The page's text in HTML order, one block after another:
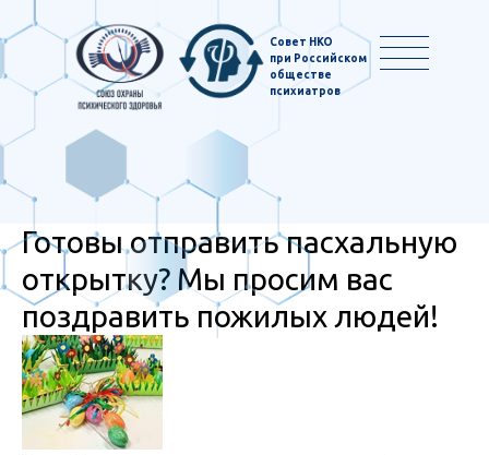
Совет НКО
при Российском
обществе
психиатров
Готовы отправить пасхальную
открытку? Мы просим вас
поздравить пожилых людей!